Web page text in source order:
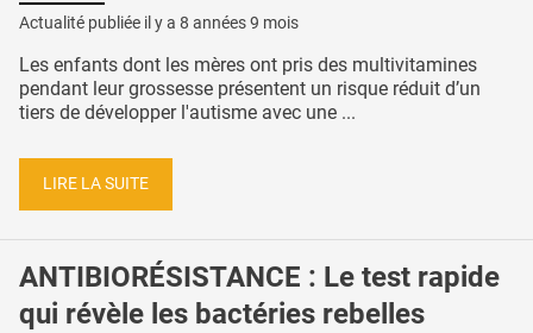
Actualité publiée il y a 8 années 9 mois
Les enfants dont les mères ont pris des multivitamines
pendant leur grossesse présentent un risque réduit d’un
tiers de développer l'autisme avec une ...
LIRE LA SUITE
ANTIBIORÉSISTANCE : Le test rapide
qui révèle les bactéries rebelles